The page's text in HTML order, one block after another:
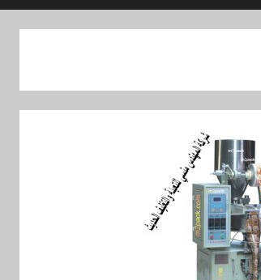
تناسبك